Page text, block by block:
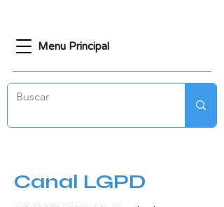
Menu Principal
Canal LGPD